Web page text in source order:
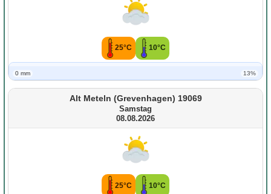
25°C 10°C
0 mm 13%
Alt Meteln (Grevenhagen) 19069
Samstag
08.08.2026
25°C 10°C